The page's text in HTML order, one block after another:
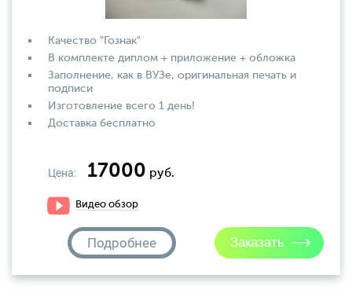
Качество "Гознак"
В комплекте диплом + приложение + обложка
Заполнение, как в ВУЗе, оригинальная печать и
подписи
Изготовление всего 1 день!
Доставка бесплатно
Цена: 17000 руб.
Видео обзор
Подробнее